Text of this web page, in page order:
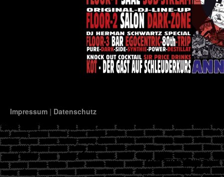
Impressum | Datenschutz